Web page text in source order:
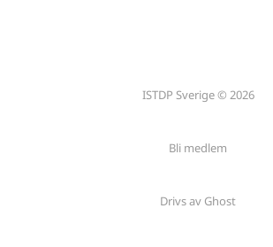
ISTDP Sverige © 2026
Bli medlem
Drivs av Ghost